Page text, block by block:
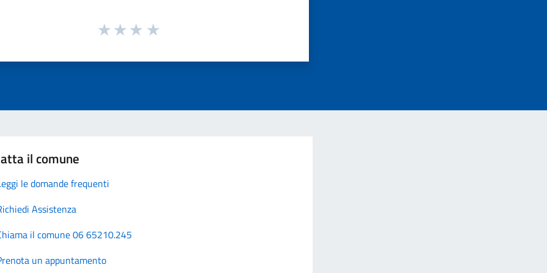
il comune
le domande frequenti
Assistenza
il comune 06 65210.245
un appuntamento